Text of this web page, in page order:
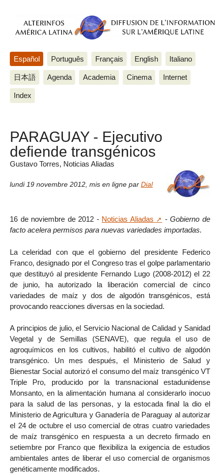
Español Português Français English Italiano
日本語 Agenda Academia Cinema Internet
Index
PARAGUAY - Ejecutivo
defiende transgénicos
Gustavo Torres, Noticias Aliadas
lundi 19 novembre 2012 mis en ligne par Dial
16 de noviembre de 2012 - Noticias Aliadas -Gobierno de
facto acelera permisos para nuevas variedades importadas.
La celeridad con que el gobierno del presidente Federico
Franco, designado por el Congreso tras el golpe parlamentario
que destituyó al presidente Fernando Lugo (2008-2012) el 22
de junio, ha autorizado la liberación comercial de cinco
variedades de maíz y dos de algodón transgénicos, está
provocando reacciones diversas en la sociedad.
A principios de julio, el Servicio Nacional de Calidad y Sanidad
Vegetal y de Semillas (SENAVE), que regula el uso de
agroquímicos en los cultivos, habilitó el cultivo de algodón
transgénico. Un mes después, el Ministerio de Salud y
Bienestar Social autorizó el consumo del maíz transgénico VT
Triple Pro, producido por la transnacional estadunidense
Monsanto, en la alimentación humana al considerarlo inocuo
para la salud de las personas, y la estocada final la dio el
Ministerio de Agricultura y Ganadería de Paraguay al autorizar
el 24 de octubre el uso comercial de otras cuatro variedades
de maíz transgénico en respuesta a un decreto firmado en
setiembre por Franco que flexibiliza la exigencia de estudios
ambientales antes de liberar el uso comercial de organismos
genéticamente modificados.